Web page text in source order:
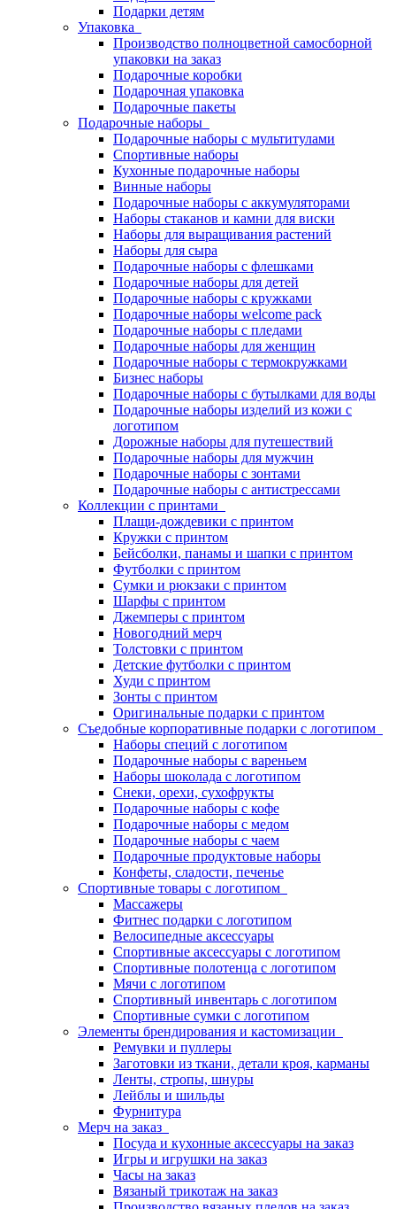
Подарки детям
Упаковка
Производство полноцветной самосборной
упаковки на заказ
Подарочные коробки
Подарочная упаковка
Подарочные пакеты
Подарочные наборы
Подарочные наборы с мультитулами
Спортивные наборы
Кухонные подарочные наборы
Винные наборы
Подарочные наборы с аккумуляторами
Наборы стаканов и камни для виски
Наборы для выращивания растений
Наборы для сыра
Подарочные наборы с флешками
Подарочные наборы для детей
Подарочные наборы с кружками
Подарочные наборы welcome pack
Подарочные наборы с пледами
Подарочные наборы для женщин
Подарочные наборы с термокружками
Бизнес наборы
Подарочные наборы с бутылками для воды
Подарочные наборы изделий из кожи с
логотипом
Дорожные наборы для путешествий
Подарочные наборы для мужчин
Подарочные наборы с зонтами
Подарочные наборы с антистрессами
Коллекции с принтами
Плащи-дождевики с принтом
Кружки с принтом
Бейсболки, панамы и шапки с принтом
Футболки с принтом
Сумки и рюкзаки с принтом
Шарфы с принтом
Джемперы с принтом
Новогодний мерч
Толстовки с принтом
Детские футболки с принтом
Худи с принтом
Зонты с принтом
Оригинальные подарки с принтом
Съедобные корпоративные подарки с логотипом
Наборы специй с логотипом
Подарочные наборы с вареньем
Наборы шоколада с логотипом
Снеки, орехи, сухофрукты
Подарочные наборы с кофе
Подарочные наборы с медом
Подарочные наборы с чаем
Подарочные продуктовые наборы
Конфеты, сладости, печенье
Спортивные товары с логотипом
Массажеры
Фитнес подарки с логотипом
Велосипедные аксессуары
Спортивные аксессуары с логотипом
Спортивные полотенца с логотипом
Мячи с логотипом
Спортивный инвентарь с логотипом
Спортивные сумки с логотипом
Элементы брендирования и кастомизации
Ремувки и пуллеры
Заготовки из ткани, детали кроя, карманы
Ленты, стропы, шнуры
Лейблы и шильды
Фурнитура
Мерч на заказ
Посуда и кухонные аксессуары на заказ
Игры и игрушки на заказ
Часы на заказ
Вязаный трикотаж на заказ